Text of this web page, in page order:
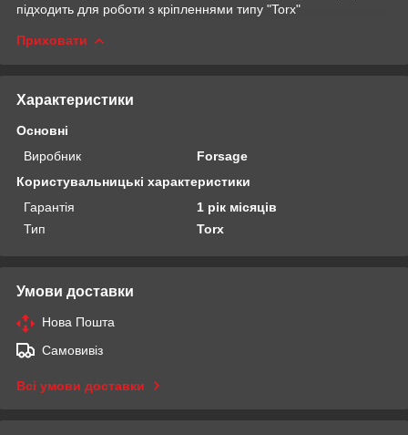
підходить для роботи з кріпленнями типу "Torx"
Приховати
Характеристики
Основні
Виробник
Forsage
Користувальницькі характеристики
Гарантія
1 рік місяців
Тип
Torx
Умови доставки
Нова Пошта
Самовивіз
Всі умови доставки